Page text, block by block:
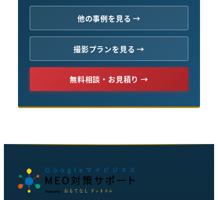
他の事例を見る →
撮影プランを見る →
無料相談・お見積り →